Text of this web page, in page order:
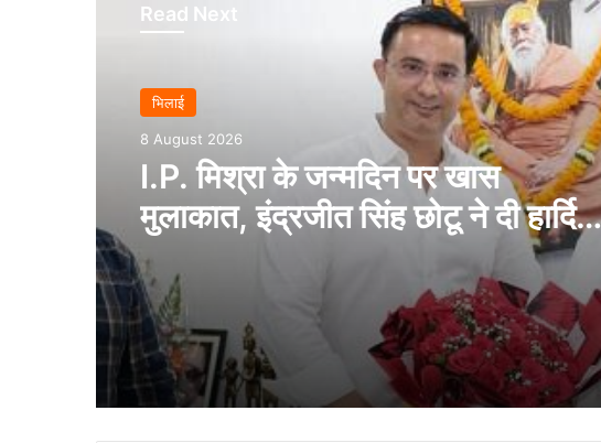
Read Next
भिलाई
8 August 2026
I.P. मिश्रा के जन्मदिन पर खास
मुलाकात, इंद्रजीत सिंह छोटू ने दी हार्दिक
शुभकामनाएं